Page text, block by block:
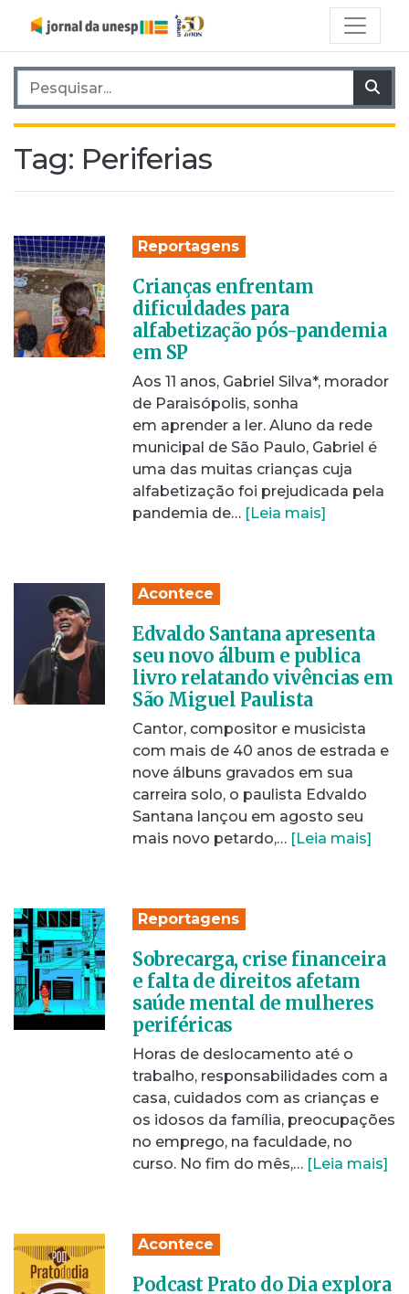
Pesquisar por:
Tag: Periferias
Reportagens
Crianças enfrentam
dificuldades para
alfabetização pós-pandemia
em SP
Aos 11 anos, Gabriel Silva*, morador
de Paraisópolis, sonha
em aprender a ler. Aluno da rede
municipal de São Paulo, Gabriel é
uma das muitas crianças cuja
alfabetização foi prejudicada pela
pandemia de… [Leia mais]
Acontece
Edvaldo Santana apresenta
seu novo álbum e publica
livro relatando vivências em
São Miguel Paulista
Cantor, compositor e musicista
com mais de 40 anos de estrada e
nove álbuns gravados em sua
carreira solo, o paulista Edvaldo
Santana lançou em agosto seu
mais novo petardo,… [Leia mais]
Reportagens
Sobrecarga, crise financeira
e falta de direitos afetam
saúde mental de mulheres
periféricas
Horas de deslocamento até o
trabalho, responsabilidades com a
casa, cuidados com as crianças e
os idosos da família, preocupações
no emprego, na faculdade, no
curso. No fim do mês,… [Leia mais]
Acontece
Podcast Prato do Dia explora